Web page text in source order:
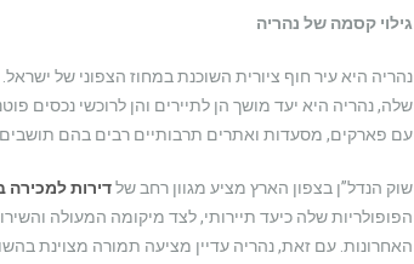
גילוי קסמה של נהריה
נהריה היא עיר חוף ציורית השוכנת במחוז הצפוני של
שלה, נהריה היא יעד מושך הן לתיירים והן לרוכשי נכסים
עם פארקים, מסעדות ואתרים תרבותיים רבים בהם תושבים
שוק הנדל”ן בצפון הארץ מציע מגוון רחב שלדירות למכירה
הפופולריות שלה כיעד תיירותי, לצד מיקומה המעולה
האחרונות. עם זאת, נהריה עדיין מציעה תמורה מצוינת